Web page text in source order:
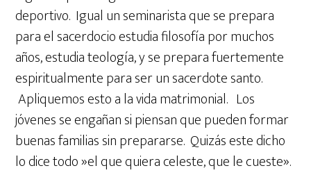
deportivo. Igual un seminarista que se prepara
para el sacerdocio estudia filosofía por muchos
años, estudia teología, y se prepara fuertemente
espiritualmente para ser un sacerdote santo.
Apliquemos esto a la vida matrimonial. Los
jóvenes se engañan si piensan que pueden formar
buenas familias sin prepararse. Quizás este dicho
lo dice todo »el que quiera celeste, que le cueste».